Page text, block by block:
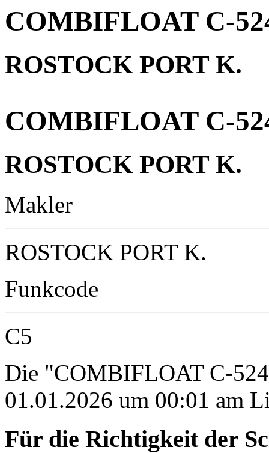
COMBIFLOAT C-
ROSTOCK PORT K.
COMBIFLOAT C-
ROSTOCK PORT K.
Makler
ROSTOCK PORT K.
Funkcode
C5
Die "COMBIFLOAT C-
01.01.2026 um 00:01 am
Für die Richtigkeit der